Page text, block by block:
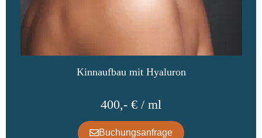
Kinnaufbau mit Hyaluron
400,- € / ml
Buchungsanfrage